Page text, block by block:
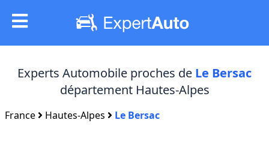
Experts Automobile proches de Le Bersac
département Hautes-Alpes
France Hautes-Alpes Le Bersac